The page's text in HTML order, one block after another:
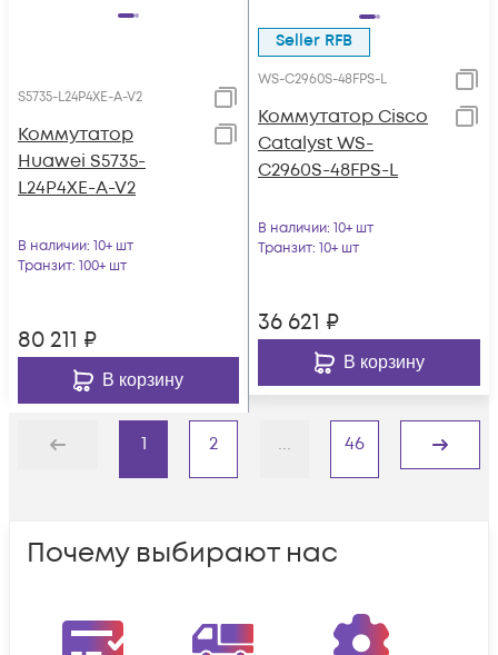
S5735-L24P4XE-A-V2
Коммутатор
Huawei S5735-
L24P4XE-A-V2
В наличии: 10+ шт
Транзит: 100+ шт
80 211 ₽
В корзину
Seller RFB
WS-C2960S-48FPS-L
Коммутатор Cisco
Catalyst WS-
C2960S-48FPS-L
В наличии: 10+ шт
Транзит: 10+ шт
36 621 ₽
В корзину
Назад
1 2 ... 46
Дальше
Почему выбирают нас